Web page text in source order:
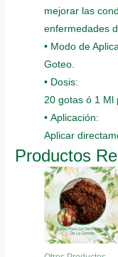
mejorar las
enfermedades
• Modo de
Goteo.
• Dosis:
20 gotas ó 1 Ml
• Aplicación:
Aplicar
Productos